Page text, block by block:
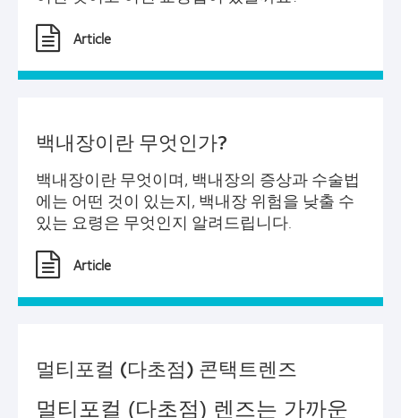
Article
백내장이란 무엇인가?
백내장이란 무엇이며, 백내장의 증상과 수술법
에는 어떤 것이 있는지, 백내장 위험을 낮출 수
있는 요령은 무엇인지 알려드립니다.
Article
멀티포컬 (다초점) 콘택트렌즈
멀티포컬 (다초점) 렌즈는 가까운